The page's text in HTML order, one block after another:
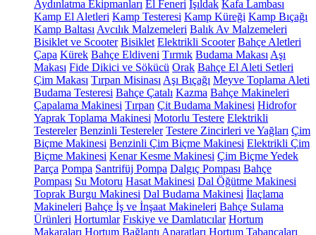
Aydınlatma Ekipmanları El Feneri Işıldak Kafa Lambası
Kamp El Aletleri Kamp Testeresi Kamp Küreği Kamp Bıçağı
Kamp Baltası Avcılık Malzemeleri Balık Av Malzemeleri
Bisiklet ve Scooter Bisiklet Elektrikli Scooter Bahçe Aletleri
Çapa Kürek Bahçe Eldiveni Tırmık Budama Makası Aşı
Makası Fide Dikici ve Sökücü Orak Bahçe El Aleti Setleri
Çim Makası Tırpan Misinası Aşı Bıçağı Meyve Toplama Aleti
Budama Testeresi Bahçe Çatalı Kazma Bahçe Makineleri
Çapalama Makinesi Tırpan Çit Budama Makinesi Hidrofor
Yaprak Toplama Makinesi Motorlu Testere Elektrikli
Testereler Benzinli Testereler Testere Zincirleri ve Yağları Çim
Biçme Makinesi Benzinli Çim Biçme Makinesi Elektrikli Çim
Biçme Makinesi Kenar Kesme Makinesi Çim Biçme Yedek
Parça Pompa Santrifüj Pompa Dalgıç Pompası Bahçe
Pompası Su Motoru Hasat Makinesi Dal Öğütme Makinesi
Toprak Burgu Makinesi Dal Budama Makinesi İlaçlama
Makineleri Bahçe İş ve İnşaat Makineleri Bahçe Sulama
Ürünleri Hortumlar Fıskiye ve Damlatıcılar Hortum
Makaraları Hortum Bağlantı Aparatları Hortum Tabancaları